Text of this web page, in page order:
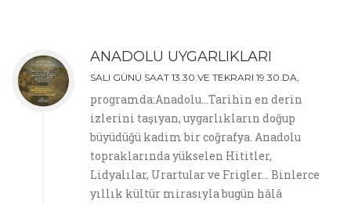
ANADOLU UYGARLIKLARI
SALI GÜNÜ SAAT 13.30.VE TEKRARI 19.30.DA,
programda:Anadolu…Tarihin en derin
izlerini taşıyan, uygarlıkların doğup
büyüdüğü kadim bir coğrafya. Anadolu
topraklarında yükselen Hititler,
Lidyalılar, Urartular ve Frigler… Binlerce
yıllık kültür mirasıyla bugün hâlâ